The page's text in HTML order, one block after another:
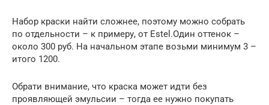
Набор краски найти сложнее, поэтому можно собрать
по отдельности – к примеру, от Estel.Один оттенок –
около 300 руб. На начальном этапе возьми минимум 3 –
итого 1200.
Обрати внимание, что краска может идти без
проявляющей эмульсии – тогда ее нужно покупать